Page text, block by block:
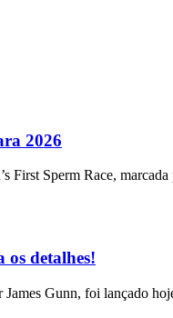
2026
First Sperm Race,
detalhes!
Gunn, foi lançado